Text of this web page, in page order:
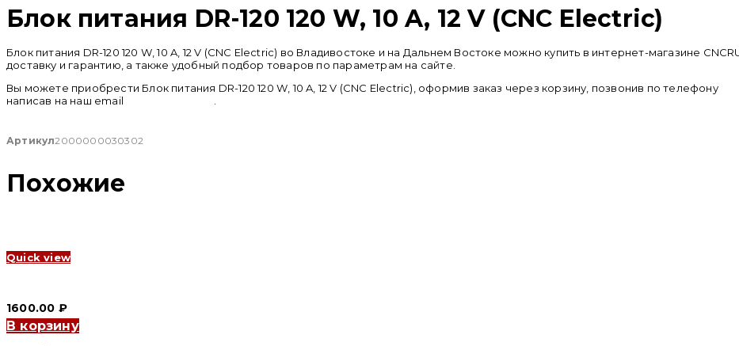
Блок питания DR-120 120 W, 10 A, 12 V (CNC Electric)
Блок питания DR-120 120 W, 10 A, 12 V (CNC Electric) во Владивостоке и на Дальнем Востоке можно купить в интернет-магазине
доставку и гарантию, а также удобный подбор товаров по параметрам на сайте.
Вы можете приобрести Блок питания DR-120 120 W, 10 A, 12 V (CNC Electric), оформив заказ через корзину, позвонив по телефону
написав на наш email
Артикул2000000030302
Похожие
Quick view
1600.00 ₽
В корзину